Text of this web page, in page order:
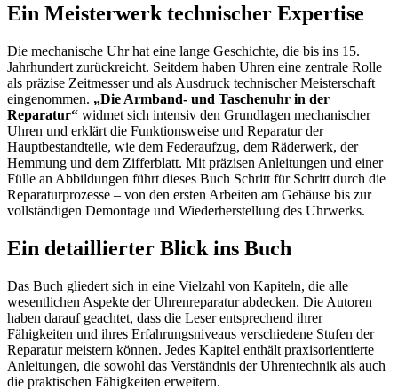
Ein Meisterwerk technischer Expertise
Die mechanische Uhr hat eine lange Geschichte, die bis ins 15.
Jahrhundert zurückreicht. Seitdem haben Uhren eine zentrale Rolle
als präzise Zeitmesser und als Ausdruck technischer Meisterschaft
eingenommen. „Die Armband- und Taschenuhr in der
Reparatur“ widmet sich intensiv den Grundlagen mechanischer
Uhren und erklärt die Funktionsweise und Reparatur der
Hauptbestandteile, wie dem Federaufzug, dem Räderwerk, der
Hemmung und dem Zifferblatt. Mit präzisen Anleitungen und einer
Fülle an Abbildungen führt dieses Buch Schritt für Schritt durch die
Reparaturprozesse – von den ersten Arbeiten am Gehäuse bis zur
vollständigen Demontage und Wiederherstellung des Uhrwerks.
Ein detaillierter Blick ins Buch
Das Buch gliedert sich in eine Vielzahl von Kapiteln, die alle
wesentlichen Aspekte der Uhrenreparatur abdecken. Die Autoren
haben darauf geachtet, dass die Leser entsprechend ihrer
Fähigkeiten und ihres Erfahrungsniveaus verschiedene Stufen der
Reparatur meistern können. Jedes Kapitel enthält praxisorientierte
Anleitungen, die sowohl das Verständnis der Uhrentechnik als auch
die praktischen Fähigkeiten erweitern.